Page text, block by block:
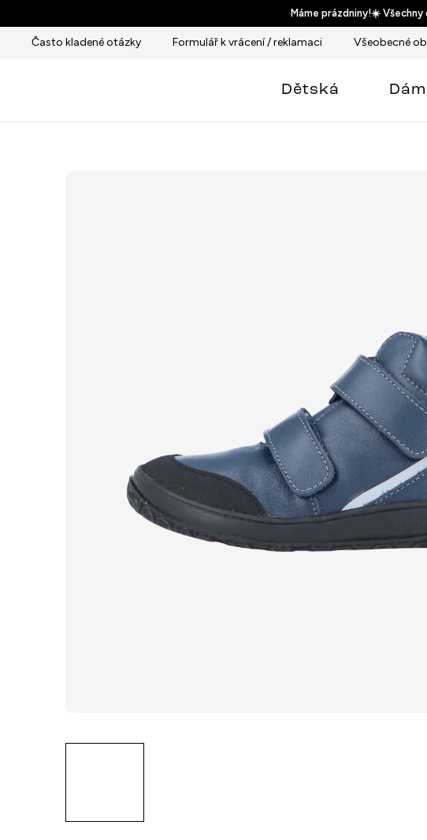
na
obsah
Máme prázdniny!☀️ Všechny
Často kladené otázky Formulář k vrácení / reklamaci Všeobecné
Dětská